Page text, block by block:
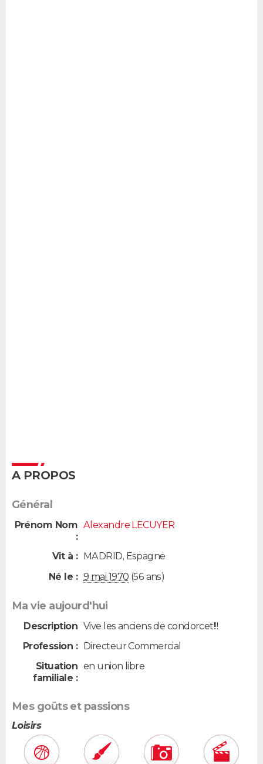
A PROPOS
Général
Prénom Nom
:
Alexandre LECUYER
Vit à : MADRID, Espagne
Né le : 9 mai 1970 (56 ans)
Ma vie aujourd'hui
Description Vive les anciens de condorcet!!!
Profession : Directeur Commercial
Situation
familiale :
en union libre
Mes goûts et passions
Loisirs